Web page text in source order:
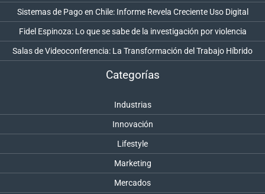
Sistemas de Pago en Chile: Informe Revela Creciente Uso Digital
Fidel Espinoza: Lo que se sabe de la investigación por violencia
Salas de Videoconferencia: La Transformación del Trabajo Híbrido
Categorías
Industrias
Innovación
Lifestyle
Marketing
Mercados